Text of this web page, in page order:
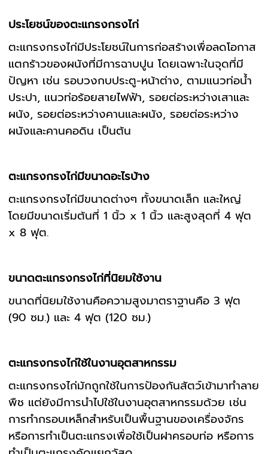
ประโยชน์ของตะแกรงกรงไก่
ตะแกรงกรงไก่มีประโยชน์ในการก่อสร้างเพื่อลดโอกาส
แตกร้าวของผนังที่มีการฉาบปูน โดยเฉพาะในจุดที่มี
ปัญหา เช่น รอบวงกบประตู-หน้าต่าง, ตามแนวท่อน้ำ
ประปา, แนวท่อร้อยสายไฟฟ้า, รอยต่อระหว่างเสาและ
ผนัง, รอยต่อระหว่างคานและผนัง, รอยต่อระหว่าง
ผนังและคานคอดิน เป็นต้น
ตะแกรงกรงไก่มีขนาดอะไรบ้าง
ตะแกรงกรงไก่มีขนาดต่างๆ ทั้งขนาดเล็ก และใหญ่
โดยมีขนาดเริ่มต้นที่ 1 นิ้ว x 1 นิ้ว และสูงสุดที่ 4 ฟุต
x 8 ฟุต.
ขนาดตะแกรงกรงไก่ที่นิยมใช้งาน
ขนาดที่นิยมใช้งานคือความสูงมาตราฐานคือ 3 ฟุต
(90 ซม.) และ 4 ฟุต (120 ซม.)
ตะแกรงกรงไก่ใช้ในงานอุตสาหกรรม
ตะแกรงกรงไก่มักถูกใช้ในการป้องกันสัตว์เข้ามาทำลาย
พืช แต่ยังมีการนำไปใช้ในงานอุตสาหกรรมด้วย เช่น
การทำกรอบเหล็กสำหรับเป็นพื้นฐานของเครื่องจักร
หรือการทำเป็นตะแกรงเพื่อใช้เป็นฝาครอบท่อ หรือการ